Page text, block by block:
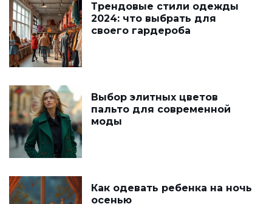
Трендовые стили одежды
2024: что выбрать для
своего гардероба
Выбор элитных цветов
пальто для современной
моды
Как одевать ребенка на ночь
осенью